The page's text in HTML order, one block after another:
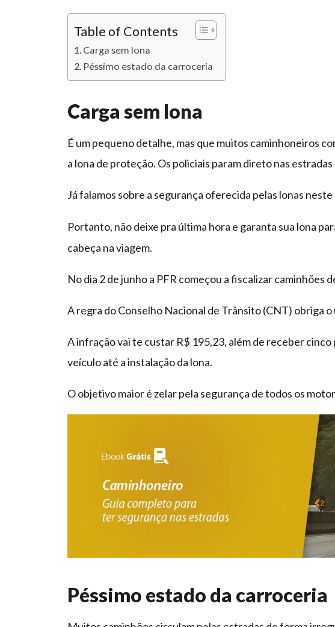
Table of Contents
Carga sem lona
Péssimo estado da carroceria
Carga sem lona
É um pequeno detalhe, mas que muitos caminhoneiros
a lona de proteção. Os policiais param direto nas
Já falamos sobre a segurança oferecida pelas lonas
Portanto, não deixe pra última hora e garanta sua lona
cabeça na viagem.
No dia 2 de junho a PFR começou a fiscalizar caminhões
A regra do Conselho Nacional de Trânsito (CNT) obriga o
A infração vai te custar R$ 195,23, além de receber
veículo até a instalação da lona.
O objetivo maior é zelar pela segurança de todos os
Péssimo estado da carroceria